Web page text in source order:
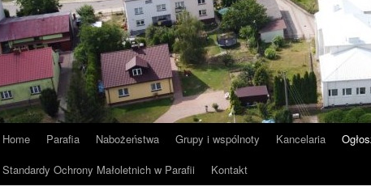
Home Parafia Nabożeństwa Grupy i wspólnoty Kancelaria
Standardy Ochrony Małoletnich w Parafii
Kontakt